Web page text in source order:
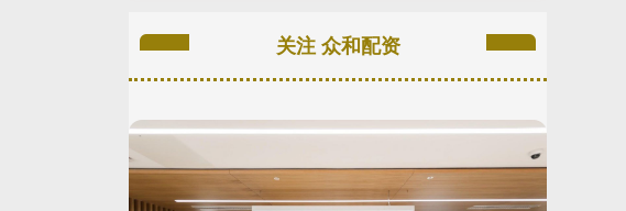
关注 众和配资